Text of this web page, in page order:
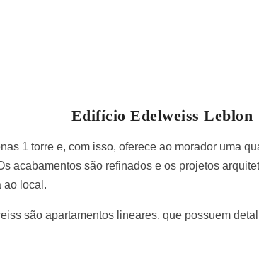
Edifício Edelweiss Leblon
1 torre e, com isso, oferece ao morador uma
acabamentos são refinados e os projetos
ao local.
são apartamentos lineares, que possuem